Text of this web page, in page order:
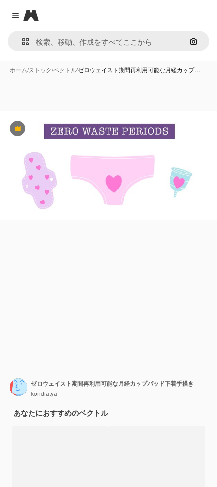
Close menu
Magnific
画像で
ホーム/ストック/ベクトル/ゼロウェイスト期間再利用可能な月経カップ…
Premium
ゼロウェイスト期間再利用可能な月経カップパッド下着手描き
kondratya
あなたにおすすめのベクトル